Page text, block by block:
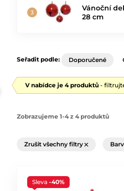
Vánoční
28 cm
Seřadit podle: Doporučené
V nabídce je 4 produktů -
Zobrazujeme 1-4 z 4 produktů
Zrušit všechny filtry
Sleva -40%